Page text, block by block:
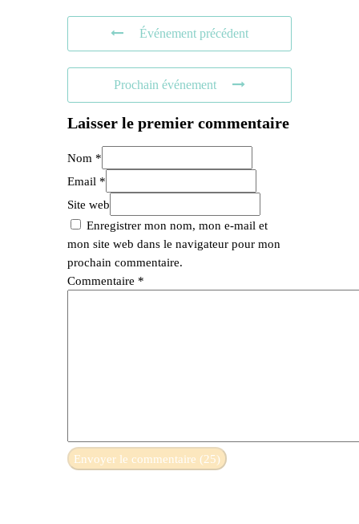
Événement précédent
Prochain événement
Laisser le premier commentaire
Nom *
Email *
Site web
Enregistrer mon nom, mon e-mail et
mon site web dans le navigateur pour mon
prochain commentaire.
Commentaire *